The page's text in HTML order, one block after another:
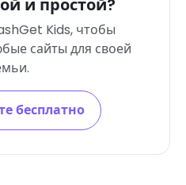
и простой?
Kids, чтобы
сайты для своей
бесплатно